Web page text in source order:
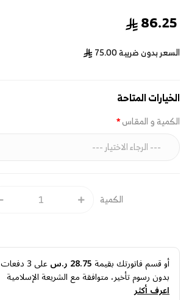
86.25
السعر بدون ضريبة75.00
الخيارات المتاحة
الكمية و المقاس
الكمية
أو قسم فاتورتك بقيمة 28.75 ر.س على3دفعات
بدون رسوم تأخير، متوافقة مع الشريعة الإسلامية
اعرف أكثر